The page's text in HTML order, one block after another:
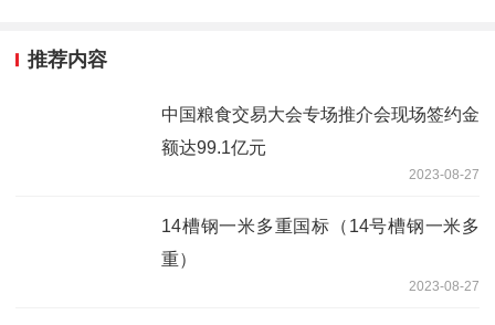
推荐内容
中国粮食交易大会专场推介会现场签约金
额达99.1亿元
2023-08-27
14槽钢一米多重国标（14号槽钢一米多
重）
2023-08-27